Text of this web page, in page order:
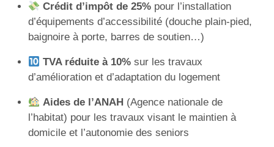
Crédit d’impôt de 25%pour l’installation
d’équipements d’accessibilité (douche plain-pied,
baignoire à porte, barres de soutien…)
TVA réduite à 10%sur les travaux
d’amélioration et d’adaptation du logement
Aides de l’ANAH (Agence nationale de
l’habitat) pour les travaux visant le maintien à
domicile et l’autonomie des seniors